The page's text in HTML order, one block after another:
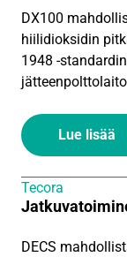
DX100
hiilidioksidin
1948 -
Lue lisää
Tecora
DECS